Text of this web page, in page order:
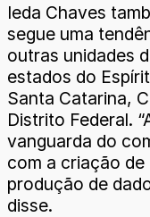
Ieda Chaves
segue uma
outras unidades
estados do
Santa Catarina,
Distrito Federal.
vanguarda do
com a criação
produção de
disse.